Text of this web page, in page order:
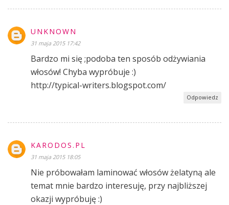
UNKNOWN
31 maja 2015 17:42
Bardzo mi się ;podoba ten sposób odżywiania
włosów! Chyba wypróbuje :)
http://typical-writers.blogspot.com/
Odpowiedz
KARODOS.PL
31 maja 2015 18:05
Nie próbowałam laminować włosów żelatyną ale
temat mnie bardzo interesuję, przy najbliższej
okazji wypróbuję :)